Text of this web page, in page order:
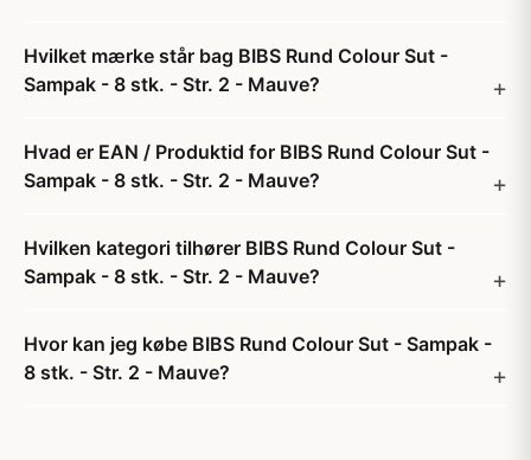
Hvilket mærke står bag BIBS Rund Colour Sut -
Sampak - 8 stk. - Str. 2 - Mauve?
Hvad er EAN / Produktid for BIBS Rund Colour Sut -
Sampak - 8 stk. - Str. 2 - Mauve?
Hvilken kategori tilhører BIBS Rund Colour Sut -
Sampak - 8 stk. - Str. 2 - Mauve?
Hvor kan jeg købe BIBS Rund Colour Sut - Sampak -
8 stk. - Str. 2 - Mauve?